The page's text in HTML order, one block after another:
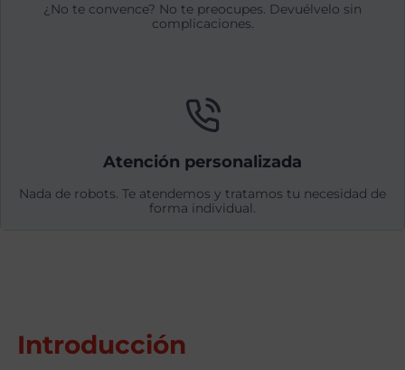
¿No te convence? No te preocupes. Devuélvelo sin
complicaciones.
Atención personalizada
Nada de robots. Te atendemos y tratamos tu necesidad de
forma individual.
Introducción